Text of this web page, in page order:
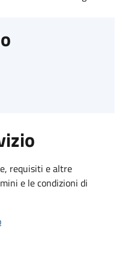
requisiti e altre
e le condizioni di